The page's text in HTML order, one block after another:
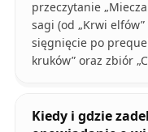
przeczytanie
sagi (od „Krwi elfów”
sięgnięcie po
kruków” oraz zbiór
Kiedy i gdzie